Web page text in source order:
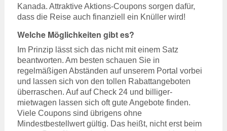
Kanada. Attraktive Aktions-Coupons sorgen dafür,
dass die Reise auch finanziell ein Knüller wird!
Welche Möglichkeiten gibt es?
Im Prinzip lässt sich das nicht mit einem Satz
beantworten. Am besten schauen Sie in
regelmäßigen Abständen auf unserem Portal vorbei
und lassen sich von den tollen Rabattangeboten
überraschen. Auf auf Check 24 und billiger-
mietwagen lassen sich oft gute Angebote finden.
Viele Coupons sind übrigens ohne
Mindestbestellwert gültig. Das heißt, nicht erst beim